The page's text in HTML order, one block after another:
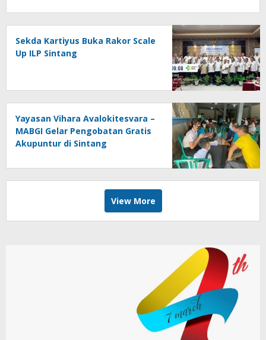
Sekda Kartiyus Buka Rakor Scale
Up ILP Sintang
Yayasan Vihara Avalokitesvara –
MABGI Gelar Pengobatan Gratis
Akupuntur di Sintang
View More